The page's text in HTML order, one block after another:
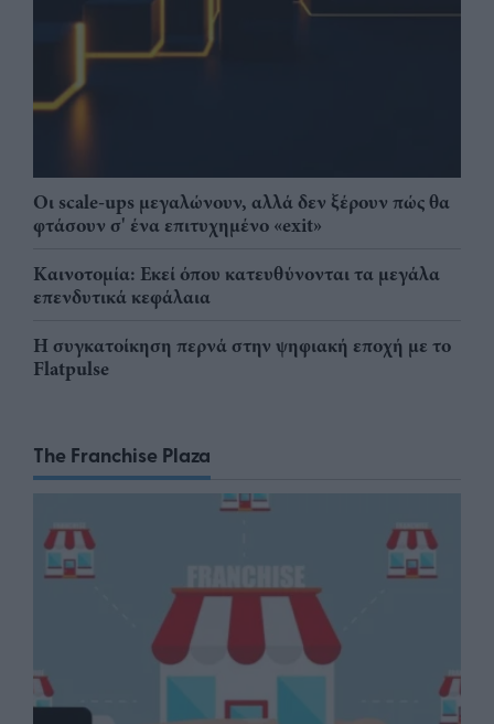
Οι scale-ups μεγαλώνουν, αλλά δεν ξέρουν πώς θα
φτάσουν σ' ένα επιτυχημένο «exit»
Καινοτομία: Εκεί όπου κατευθύνονται τα μεγάλα
επενδυτικά κεφάλαια
Η συγκατοίκηση περνά στην ψηφιακή εποχή με το
Flatpulse
The Franchise Plaza